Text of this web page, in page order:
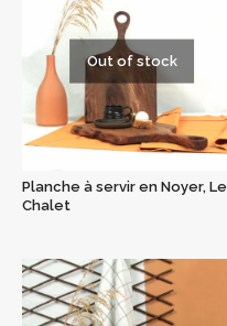
Out of stock
Planche à servir en Noyer, Le
Chalet